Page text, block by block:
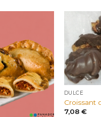
DULCE
Croissant
7,08 €